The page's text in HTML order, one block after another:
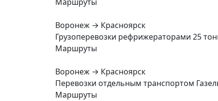
Маршруты
Воронеж → Красноярск
Грузоперевозки рефрижераторами 25
Маршруты
Воронеж → Красноярск
Перевозки отдельным транспортом
Маршруты